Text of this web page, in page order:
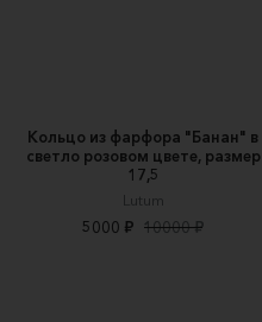
Кольцо из фарфора "Банан" в
светло розовом цвете, размер
17,5
Lutum
5000 ₽ 10000 ₽